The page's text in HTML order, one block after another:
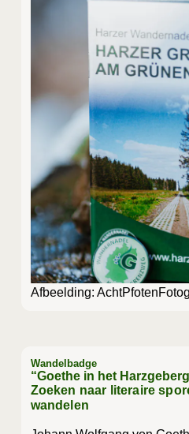
Afbeel­ding:
Wandelbadge
“Goethe in het
Zoeken naar literaire
wandelen